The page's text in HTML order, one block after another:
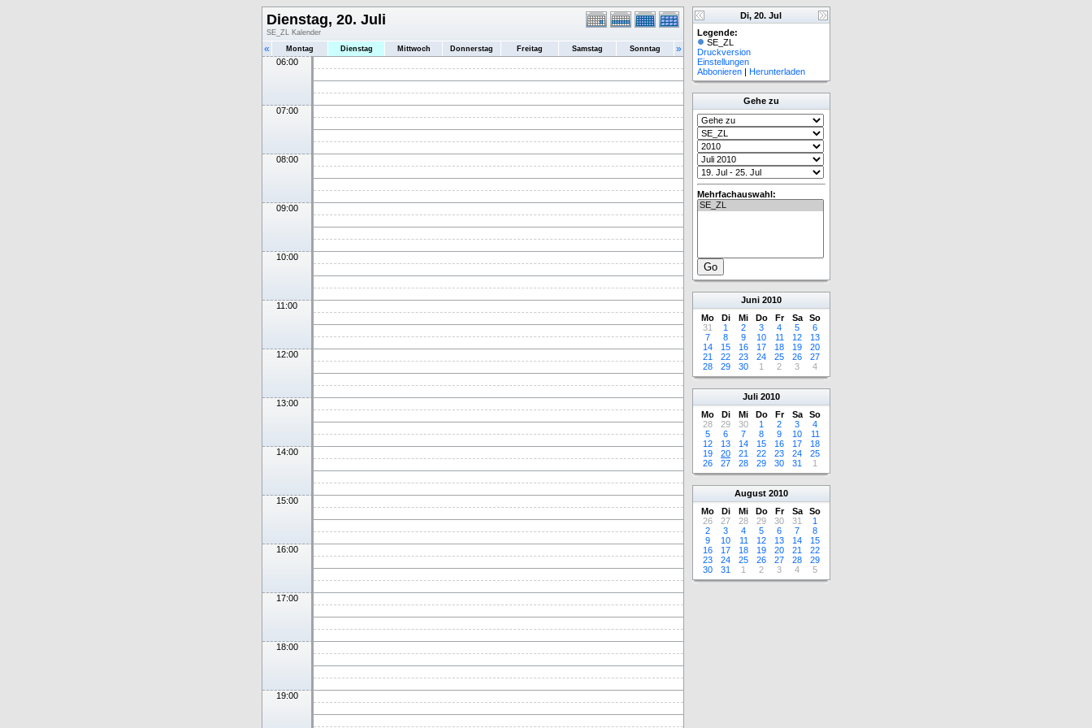
Dienstag, 20. Juli
SE_ZL Kalender
« Montag Dienstag Mittwoch Donnerstag Freitag Samstag Sonntag »
06:00
07:00
08:00
09:00
10:00
11:00
12:00
13:00
14:00
15:00
16:00
17:00
18:00
19:00
Di, 20. Jul
Legende:
SE_ZL
Druckversion
Einstellungen
Abbonieren | Herunterladen
Gehe zu
Mehrfachauswahl:
Juni 2010
Mo
Di Mi Do Fr Sa
So
31
1 2 3 4 5
6
7
8 9 10 11 12
13
14
15 16 17 18 19
20
21
22 23 24 25 26
27
28
29 30 1 2 3 4
Juli 2010
Mo
Di Mi Do Fr Sa
So
28
29 30 1 2 3
4
5
6 7 8 9 10
11
12
13 14 15 16 17
18
19
20 21 22 23 24
25
26
27 28 29 30 31 1
August 2010
Mo
Di Mi Do Fr Sa
So
26
27 28 29 30 31
1
2
3 4 5 6 7
8
9
10 11 12 13 14
15
16
17 18 19 20 21
22
23
24 25 26 27 28
29
30
31 1 2 3 4 5